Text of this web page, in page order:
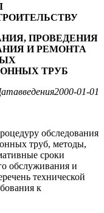
ПРОВЕДЕНИЯ
И РЕМОНТА
ТРУБ
введения2000-01-01
обследования
труб, методы,
сроки
обслуживания и
технической
к